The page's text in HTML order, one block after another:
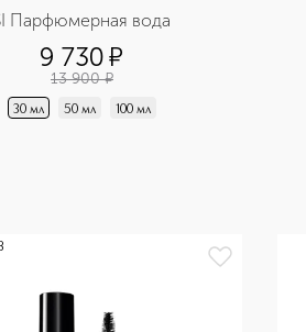
Парфюмерная вода
9 730¤
13 900 ¤
30 мл 50 мл 100 мл